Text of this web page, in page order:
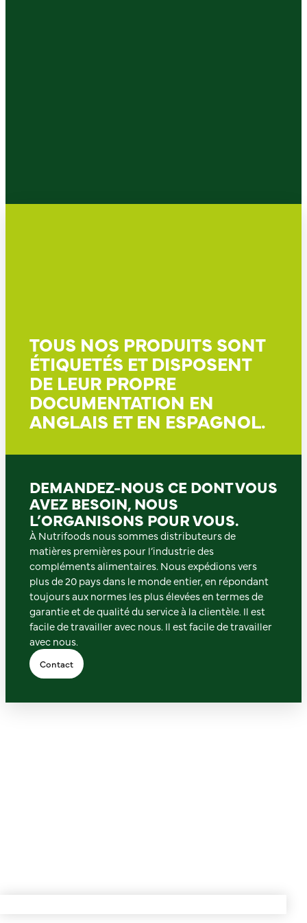
TOUS NOS PRODUITS SONT
ÉTIQUETÉS ET DISPOSENT
DE LEUR PROPRE
DOCUMENTATION EN
ANGLAIS ET EN ESPAGNOL.
DEMANDEZ-NOUS CE DONT VOUS
AVEZ BESOIN, NOUS
L’ORGANISONS POUR VOUS.
À Nutrifoods nous sommes distributeurs de
matières premières pour l’industrie des
compléments alimentaires. Nous expédions vers
plus de 20 pays dans le monde entier, en répondant
toujours aux normes les plus élevées en termes de
garantie et de qualité du service à la clientèle. Il est
facile de travailler avec nous. Il est facile de travailler
avec nous.
Contact